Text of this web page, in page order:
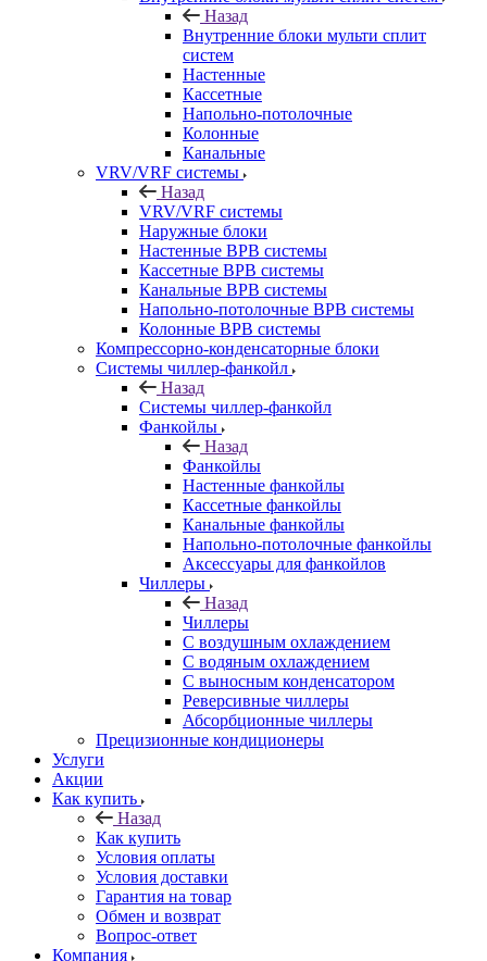
Назад
Внутренние блоки мульти сплит
систем
Настенные
Кассетные
Напольно-потолочные
Колонные
Канальные
VRV/VRF системы
Назад
VRV/VRF системы
Наружные блоки
Настенные ВРВ системы
Кассетные ВРВ системы
Канальные ВРВ системы
Напольно-потолочные ВРВ системы
Колонные ВРВ системы
Компрессорно-конденсаторные блоки
Системы чиллер-фанкойл
Назад
Системы чиллер-фанкойл
Фанкойлы
Назад
Фанкойлы
Настенные фанкойлы
Кассетные фанкойлы
Канальные фанкойлы
Напольно-потолочные фанкойлы
Аксессуары для фанкойлов
Чиллеры
Назад
Чиллеры
С воздушным охлаждением
С водяным охлаждением
С выносным конденсатором
Реверсивные чиллеры
Абсорбционные чиллеры
Прецизионные кондиционеры
Услуги
Акции
Как купить
Назад
Как купить
Условия оплаты
Условия доставки
Гарантия на товар
Обмен и возврат
Вопрос-ответ
Компания